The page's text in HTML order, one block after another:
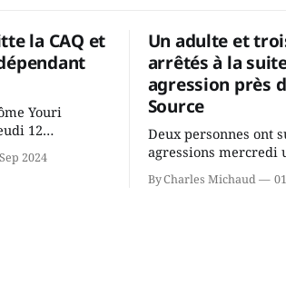
la CAQ et
Youri
12
caucus de la
de François
2024
Un adulte et
arrêtés à la
agression près
Source
Deux personnes ont
agressions mercredi
à proximité de
Source dans le
By Charles Michaud